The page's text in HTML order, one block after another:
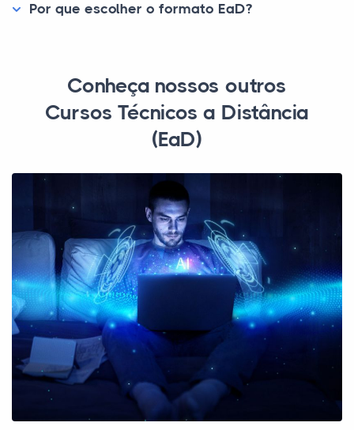
Por que escolher o formato EaD?
Conheça nossos outros
Cursos Técnicos a Distância
(EaD)